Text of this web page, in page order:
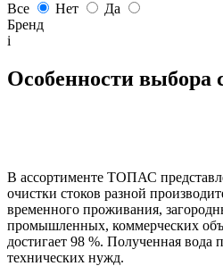
Все
Нет
Да
Бренд
i
Особенности
В ассортименте ТОПАС
очистки стоков разной
временного проживания,
промышленных, коммерческих
достигает 98 %. Полученная вода
технических нужд.